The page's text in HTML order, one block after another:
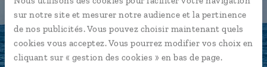
sur notre site et mesurer notre audience et la pertinence
de nos publicités. Vous pouvez choisir maintenant quels
cookies vous acceptez. Vous pourrez modifier vos choix en
cliquant sur « gestion des cookies » en bas de page.
Notre sélection demarisqueiras
Les plus belles
géolocalisées